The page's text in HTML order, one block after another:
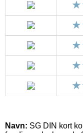
Navn: SG DIN kort